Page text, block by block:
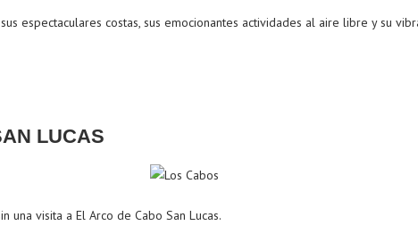
espectaculares costas, sus emocionantes actividades al aire libre y su
LUCAS
una visita a El Arco de Cabo San Lucas.